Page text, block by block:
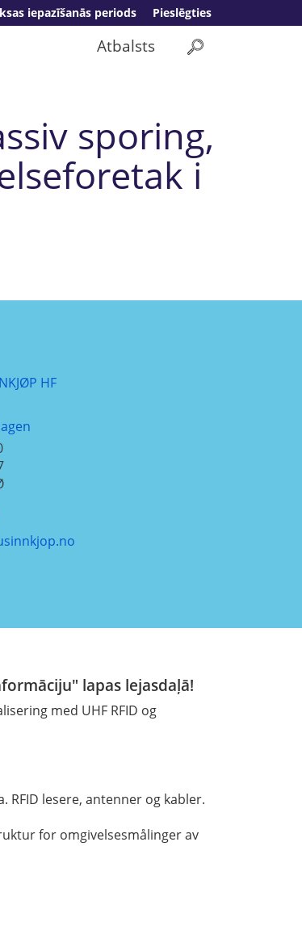
Pieslēgties
iepazīšanās periods
Atbalsts
sporing,
i
HF
lapas lejasdaļā!
med UHF RFID og
RFID lesere, antenner og kabler.
for omgivelsesmålinger av